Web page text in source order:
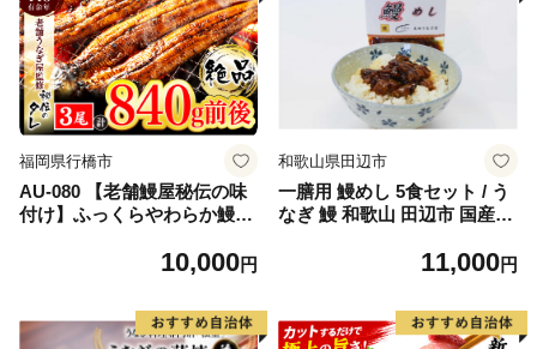
福岡県行橋市
AU-080 【老舗鰻屋秘伝の味
付け】ふっくらやわらか鰻の
10,000円
和歌山県田辺市
一膳用 鰻めし 5食セット / う
なぎ 鰻 和歌山 田辺市 国産
軽 かんたん 土用の丑の日 冷
11,000円